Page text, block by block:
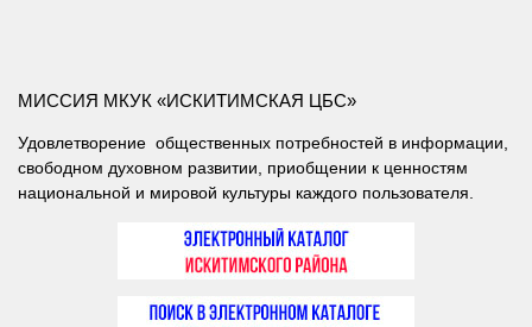
МИССИЯ МКУК «ИСКИТИМСКАЯ ЦБС»
Удовлетворение общественных потребностей в информации,
свободном духовном развитии, приобщении к ценностям
национальной и мировой культуры каждого пользователя.